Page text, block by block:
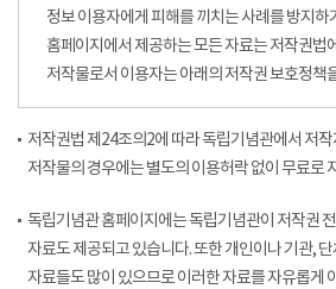
정보 이용자에게 피해를 끼치는 사례를 방지하
홈페이지에서 제공하는 모든 자료는 저작권법
저작물로서 이용자는 아래의 저작권 보호정책
저작권법 제24조의2에 따라 독립기념관에서 저
저작물의 경우에는 별도의 이용허락 없이 무료로
독립기념관 홈페이지에는 독립기념관이 저작권
자료도 제공되고 있습니다. 또한 개인이나 기관,
자료들도 많이 있으므로 이러한 자료를 자유롭게